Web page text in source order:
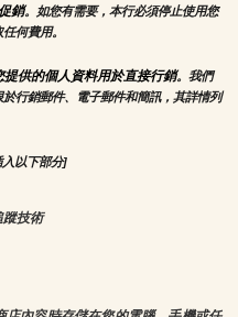
銷。如您有需要，本行必須停止使用您
何費用。
提供的個人資料用於直接行銷。我們
行銷郵件、電子郵件和簡訊，其詳情列
以下部分]
技術